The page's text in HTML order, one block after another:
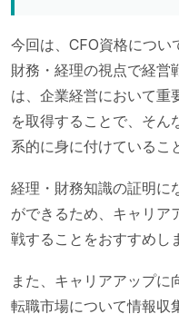
今回は、CFO資格につい
財務・経理の視点で経営
は、企業経営において重
を取得することで、そん
系的に身に付けているこ
経理・財務知識の証明に
ができるため、キャリア
戦することをおすすめし
また、キャリアアップ
転職市場について情報収